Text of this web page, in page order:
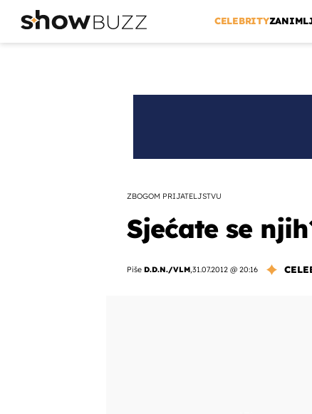
CELEBRITY
ZBOGOM PRIJATELJSTVU
Sjećate se
Piše D.D.N./VLM,31.07.2012 @ 20:16